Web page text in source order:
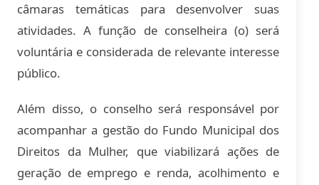
câmaras temáticas para desenvolver suas
atividades. A função de conselheira (o) será
voluntária e considerada de relevante interesse
público.
Além disso, o conselho será responsável por
acompanhar a gestão do Fundo Municipal dos
Direitos da Mulher, que viabilizará ações de
geração de emprego e renda, acolhimento e